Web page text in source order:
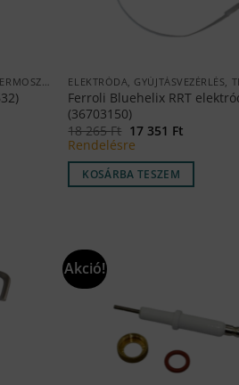
ELEKTRÓDA, GYÚJTÁSVEZÉRLÉS, TERMOSZTÁT
Ferroli Bluehelix RRT
(36703150)
18 265Ft Original
price
was:
18
265 Ft.
17 351 FtCurrent
17
Rendelésre
KOSÁRBA TESZEM
Akció!